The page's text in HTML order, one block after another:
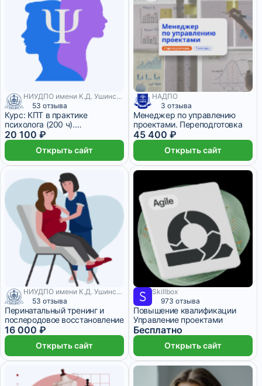
НИУДПО имени К.Д. Ушинского
53 отзыва
Курс: КПТ в практике
психолога (200 ч).
Удостоверение.
20 100 ₽
Открыть сайт
НАДПО
3 отзыва
Менеджер по управлению
проектами. Переподготовка
45 400 ₽
Открыть сайт
НИУДПО имени К.Д. Ушинского
53 отзыва
Перинатальный тренинг и
послеродовое восстановление
16 000 ₽
Открыть сайт
6 месяцев
Skillbox
973 отзыва
Повышение квалификации
Управление проектами
Бесплатно
Открыть сайт